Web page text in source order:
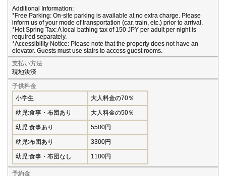
Additional Information:
*Free Parking: On-site parking is available at no extra charge. Please
inform us of your mode of transportation (car, train, etc.) prior to arrival.
*Hot Spring Tax: A local bathing tax of 150 JPY per adult per night is
required separately.
*Accessibility Notice: Please note that the property does not have an
elevator. Guests must use stairs to access guest rooms.
支払い方法
現地決済
子供料金
小学生
大人料金の70％
幼児:食事・布団あり 大人料金の50％
幼児:食事あり 5500円
幼児:布団あり 3300円
幼児:食事・布団なし 1100円
予約金